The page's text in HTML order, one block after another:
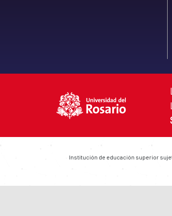
Institución de educación superior